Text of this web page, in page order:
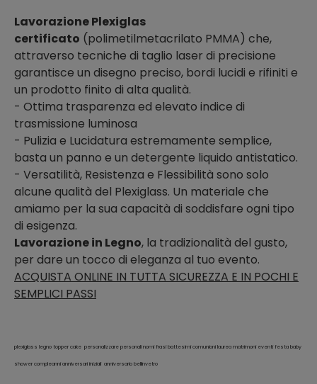
Lavorazione Plexiglas
certificato (polimetilmetacrilato PMMA) che,
attraverso tecniche di taglio laser di precisione
garantisce un disegno preciso, bordi lucidi e rifiniti e
un prodotto finito di alta qualità.
- Ottima trasparenza ed elevato indice di
trasmissione luminosa
- Pulizia e Lucidatura estremamente semplice,
basta un panno e un detergente liquido antistatico.
- Versatilità, Resistenza e Flessibilità sono solo
alcune qualità del Plexiglass. Un materiale che
amiamo per la sua capacità di soddisfare ogni tipo
di esigenza.
Lavorazione in Legno, la tradizionalità del gusto,
per dare un tocco di eleganza al tuo evento.
ACQUISTA ONLINE IN TUTTA SICUREZZA E IN POCHI E
SEMPLICI PASSI
plexiglass legno topper cake personalizzare personali nomi frasi battesimi comunioni laurea matrimoni eventi festa baby
shower compleanni anniversari iniziali anniversario bellinvetro